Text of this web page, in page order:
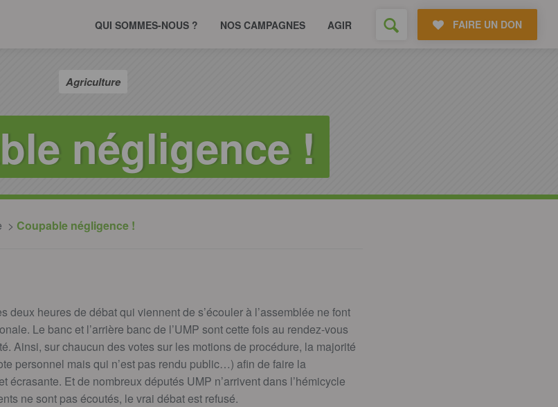
QUI SOMMES-NOUS ? NOS CAMPAGNES AGIR FAIRE UN DON
Agriculture
négligence !
Coupable négligence !
deux heures de débat qui viennent de s’écouler à l’assemblée ne font
Le banc et l’arrière banc de l’UMP sont cette fois au rendez-vous
Ainsi, sur chaucun des votes sur les motions de procédure, la majorité
personnel mais qui n’est pas rendu public…) afin de faire la
écrasante. Et de nombreux députés UMP n’arrivent dans l’hémicycle
ne sont pas écoutés, le vrai débat est refusé.